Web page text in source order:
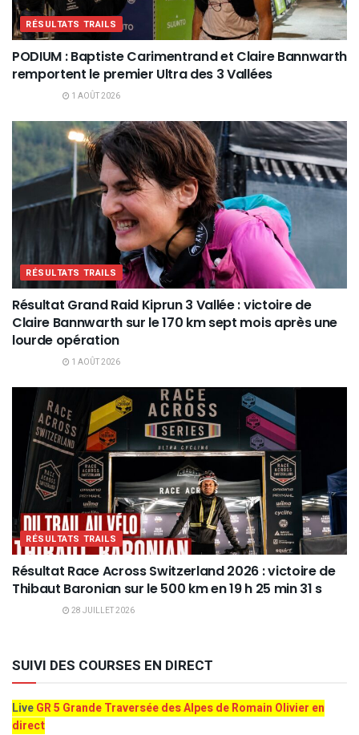
RÉSULTATS TRAILS
PODIUM : Baptiste Carimentrand et Claire Bannwarth
remportent le premier Ultra des 3 Vallées
1 AOÛT 2026
RÉSULTATS TRAILS
Résultat Grand Raid Kiprun 3 Vallée : victoire de
Claire Bannwarth sur le 170 km sept mois après une
lourde opération
1 AOÛT 2026
RÉSULTATS TRAILS
Résultat Race Across Switzerland 2026 : victoire de
Thibaut Baronian sur le 500 km en 19 h 25 min 31 s
28 JUILLET 2026
SUIVI DES COURSES EN DIRECT
LiveGR 5 Grande Traversée des Alpes de Romain Olivier en
direct